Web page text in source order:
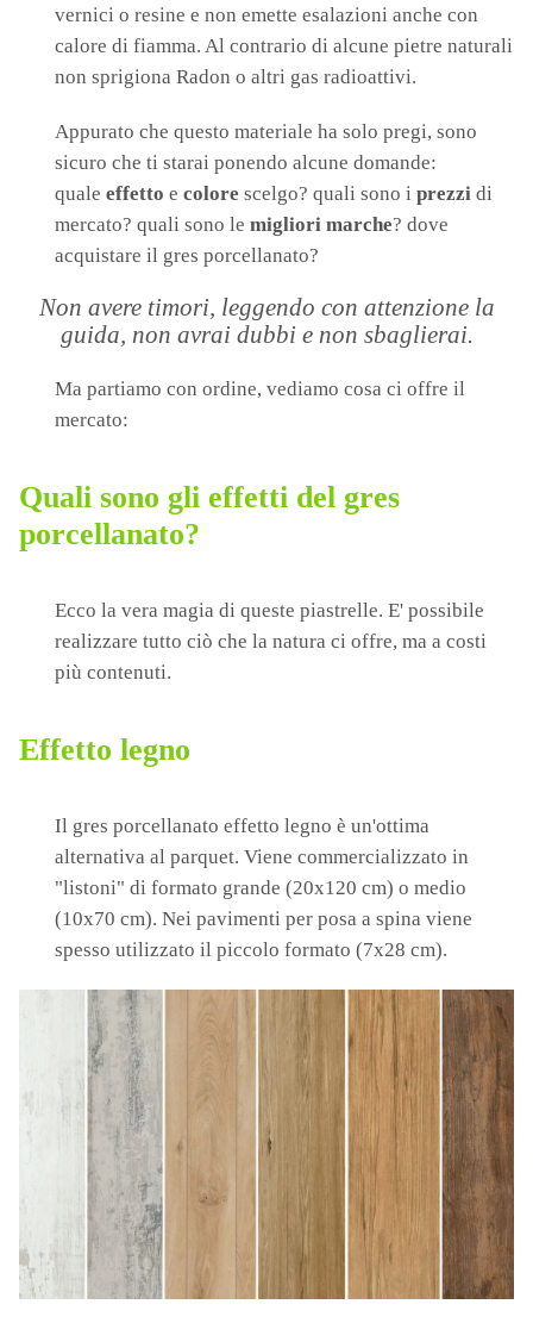
vernici o resine e non emette esalazioni anche con
calore di fiamma. Al contrario di alcune pietre naturali
non sprigiona Radon o altri gas radioattivi.
Appurato che questo materiale ha solo pregi, sono
sicuro che ti starai ponendo alcune domande:
quale effetto e colore scelgo? quali sono i prezzi di
mercato? quali sono le migliori marche? dove
acquistare il gres porcellanato?
Non avere timori, leggendo con attenzione la
guida, non avrai dubbi e non sbaglierai.
Ma partiamo con ordine, vediamo cosa ci offre il
mercato:
Quali sono gli effetti del gres
porcellanato?
Ecco la vera magia di queste piastrelle. E' possibile
realizzare tutto ciò che la natura ci offre, ma a costi
più contenuti.
Effetto legno
Il gres porcellanato effetto legno è un'ottima
alternativa al parquet. Viene commercializzato in
"listoni" di formato grande (20x120 cm) o medio
(10x70 cm). Nei pavimenti per posa a spina viene
spesso utilizzato il piccolo formato (7x28 cm).